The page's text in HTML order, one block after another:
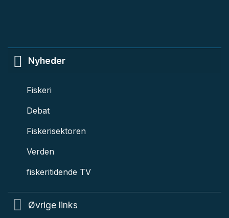
Nyheder
Fiskeri
Debat
Fiskerisektoren
Verden
fiskeritidende TV
Øvrige links